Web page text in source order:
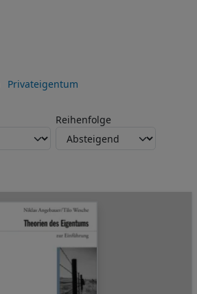
Privateigentum
Reihenfolge